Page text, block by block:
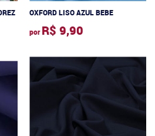
OXFORD LISO AZUL BEBE
por R$ 9,90